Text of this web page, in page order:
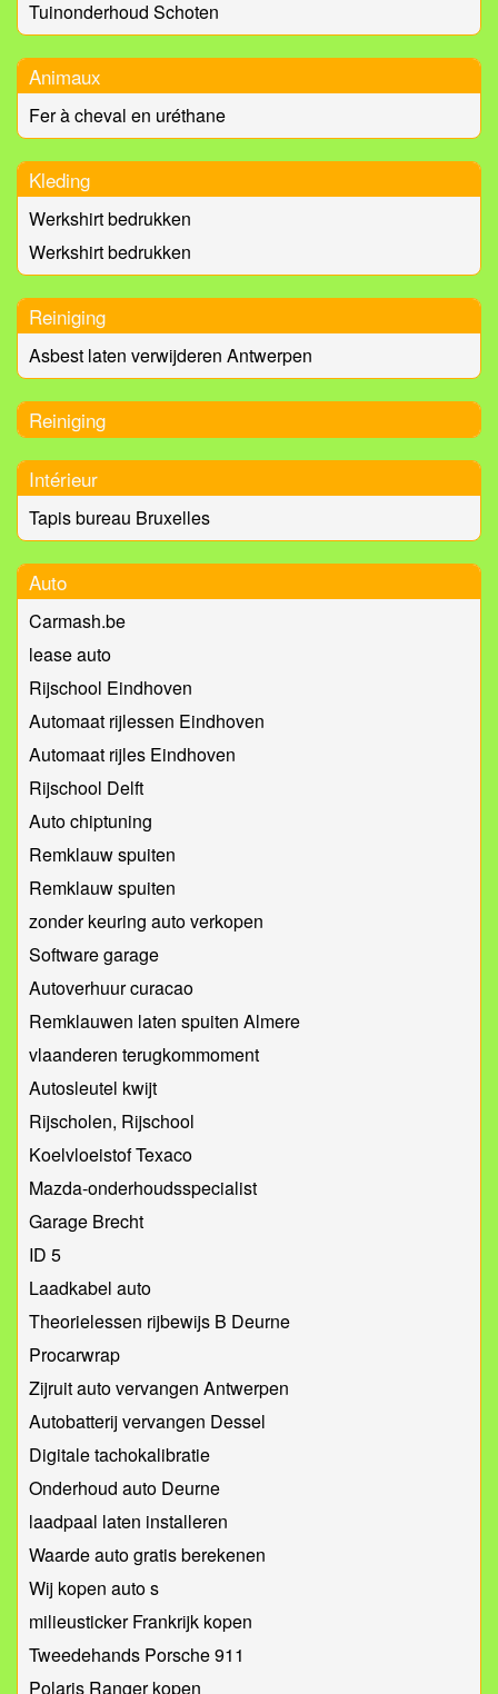
Tuinonderhoud Schoten
Animaux
Fer à cheval en uréthane
Kleding
Werkshirt bedrukken
Werkshirt bedrukken
Reiniging
Asbest laten verwijderen Antwerpen
Reiniging
Intérieur
Tapis bureau Bruxelles
Auto
Carmash.be
lease auto
Rijschool Eindhoven
Automaat rijlessen Eindhoven
Automaat rijles Eindhoven
Rijschool Delft
Auto chiptuning
Remklauw spuiten
Remklauw spuiten
zonder keuring auto verkopen
Software garage
Autoverhuur curacao
Remklauwen laten spuiten Almere
vlaanderen terugkommoment
Autosleutel kwijt
Rijscholen, Rijschool
Koelvloeistof Texaco
Mazda-onderhoudsspecialist
Garage Brecht
ID 5
Laadkabel auto
Theorielessen rijbewijs B Deurne
Procarwrap
Zijruit auto vervangen Antwerpen
Autobatterij vervangen Dessel
Digitale tachokalibratie
Onderhoud auto Deurne
laadpaal laten installeren
Waarde auto gratis berekenen
Wij kopen auto s
milieusticker Frankrijk kopen
Tweedehands Porsche 911
Polaris Ranger kopen